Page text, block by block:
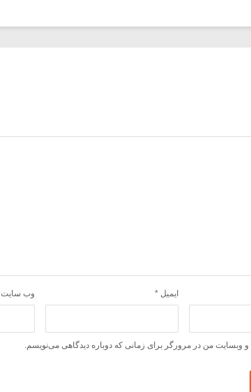
ایمیل * وب‌ سایت
و وبسایت من در مرورگر برای زمانی که دوباره دیدگاهی می‌نویسم.